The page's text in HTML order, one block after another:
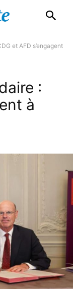
et AFD s’engagent
:
à